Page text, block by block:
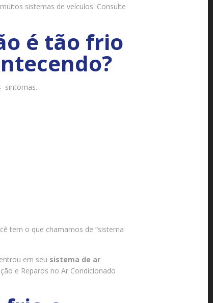
sistemas de veículos. Consulte
é tão frio
sintomas.
tem o que chamamos de “sistema
em seu sistema de ar
e Reparos no Ar Condicionado